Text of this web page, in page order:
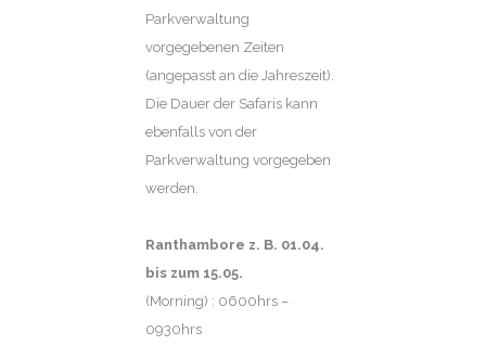
Parkverwaltung
vorgegebenen Zeiten
(angepasst an die Jahreszeit).
Die Dauer der Safaris kann
ebenfalls von der
Parkverwaltung vorgegeben
werden.
Ranthambore z. B. 01.04.
bis zum 15.05.
(Morning) : 0600hrs –
0930hrs